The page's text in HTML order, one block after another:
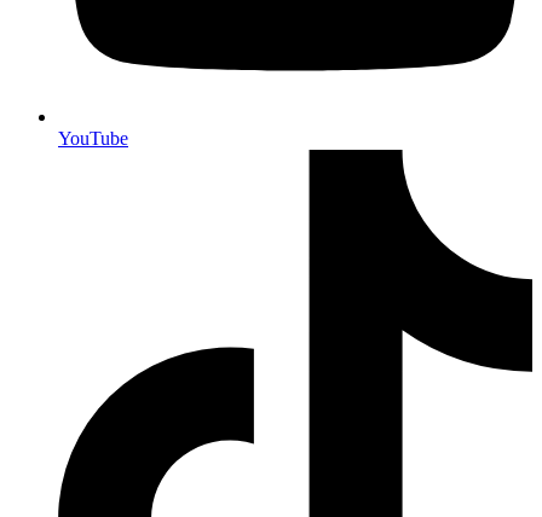
YouTube